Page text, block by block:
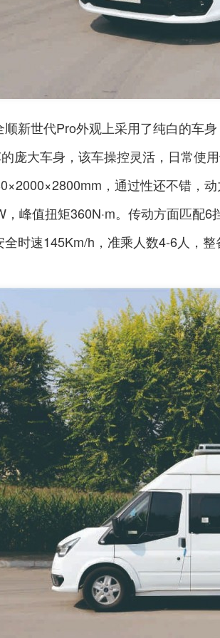
顺新世代Pro外观上采用了纯白的车
庞大车身，该车操控灵活，日常使
，通过性还不错，
，峰值扭矩360N·m。传动方面匹配
全时速145Km/h，准乘人数4-6人，